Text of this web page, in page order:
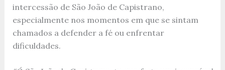
intercessão de São João de Capistrano,
especialmente nos momentos em que se sintam
chamados a defender a fé ou enfrentar
dificuldades.